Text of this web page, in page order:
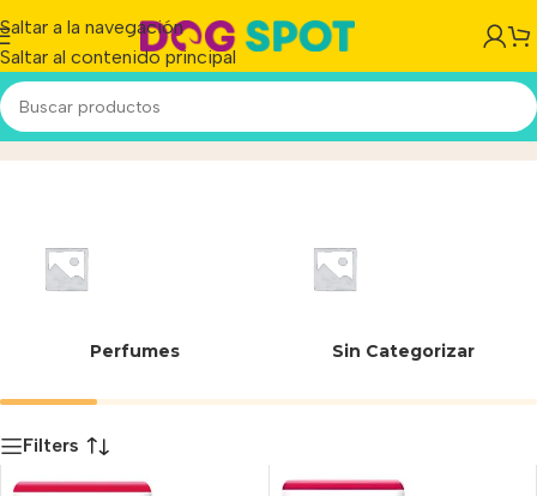
Saltar a la navegación
Saltar al contenido principal
MsmInicio/Producto
Perfumes Sin Categorizar
Filters